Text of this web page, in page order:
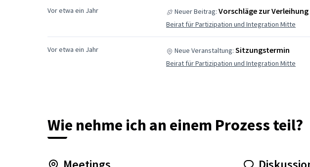
Vor etwa ein Jahr Neuer Beitrag: Vorschläge zur
Beirat für Partizipation und Integration Mitte
Vor etwa ein Jahr Neue Veranstaltung: Sitzungstermin
Beirat für Partizipation und Integration Mitte
Wie nehme ich an einem Prozess teil?